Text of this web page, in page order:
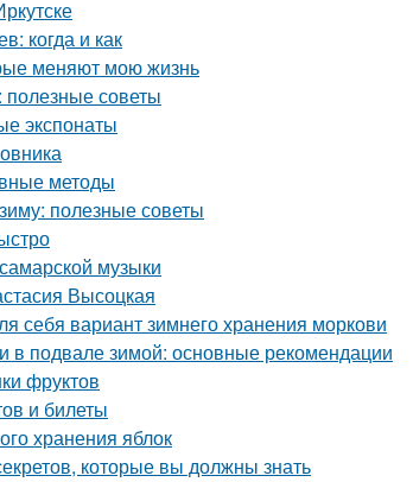
когда и как
меняют мою жизнь
полезные советы
экспонаты
методы
полезные советы
музыки
Высоцкая
себя вариант зимнего хранения моркови
в подвале зимой: основные рекомендации
фруктов
и билеты
хранения яблок
которые вы должны знать